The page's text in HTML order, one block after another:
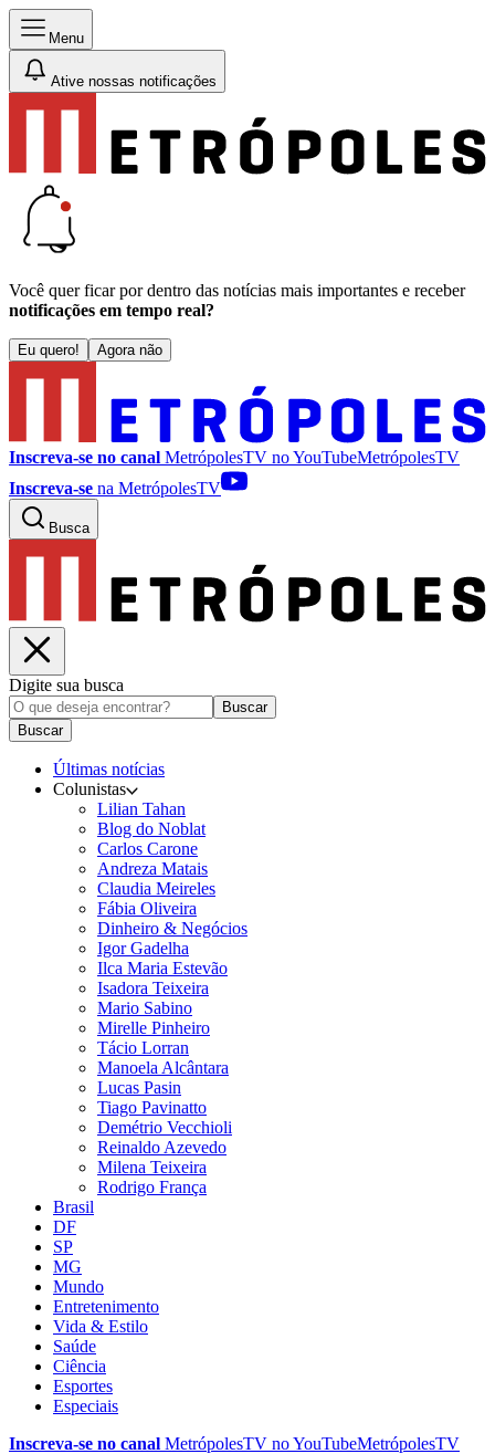
Menu
Ative nossas notificações
Você quer ficar por dentro das notícias mais importantes e receber
notificações em tempo real?
Eu quero! Agora não
Inscreva-se no canal MetrópolesTV noYouTubeMetrópolesTV
Inscreva-se na MetrópolesTV
Busca
Digite sua busca
Buscar
Buscar
Últimas notícias
Colunistas
Lilian Tahan
Blog do Noblat
Carlos Carone
Andreza Matais
Claudia Meireles
Fábia Oliveira
Dinheiro & Negócios
Igor Gadelha
Ilca Maria Estevão
Isadora Teixeira
Mario Sabino
Mirelle Pinheiro
Tácio Lorran
Manoela Alcântara
Lucas Pasin
Tiago Pavinatto
Demétrio Vecchioli
Reinaldo Azevedo
Milena Teixeira
Rodrigo França
Brasil
DF
SP
MG
Mundo
Entretenimento
Vida & Estilo
Saúde
Ciência
Esportes
Especiais
Inscreva-se no canal MetrópolesTV noYouTubeMetrópolesTV